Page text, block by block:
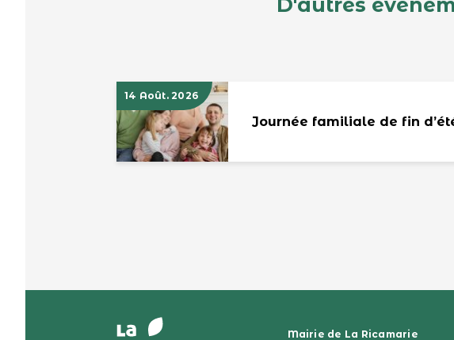
14 Août. 2026
Journée familiale de fin
Mairie de La Ricamarie